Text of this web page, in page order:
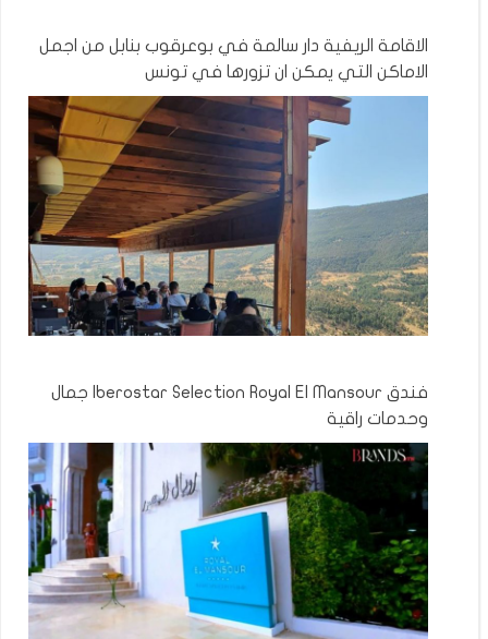
الاقامة الريفية دار سالمة في بوعرقوب بنابل من اجمل
الاماكن التي يمكن ان تزورها في تونس
فندق Iberostar Selection Royal El Mansour جمال
وحدمات راقية